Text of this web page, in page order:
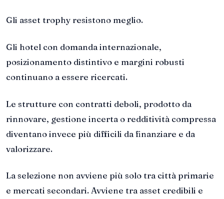
Gli asset trophy resistono meglio.
Gli hotel con domanda internazionale,
posizionamento distintivo e margini robusti
continuano a essere ricercati.
Le strutture con contratti deboli, prodotto da
rinnovare, gestione incerta o redditività compressa
diventano invece più difficili da finanziare e da
valorizzare.
La selezione non avviene più solo tra città primarie
e mercati secondari. Avviene tra asset credibili e